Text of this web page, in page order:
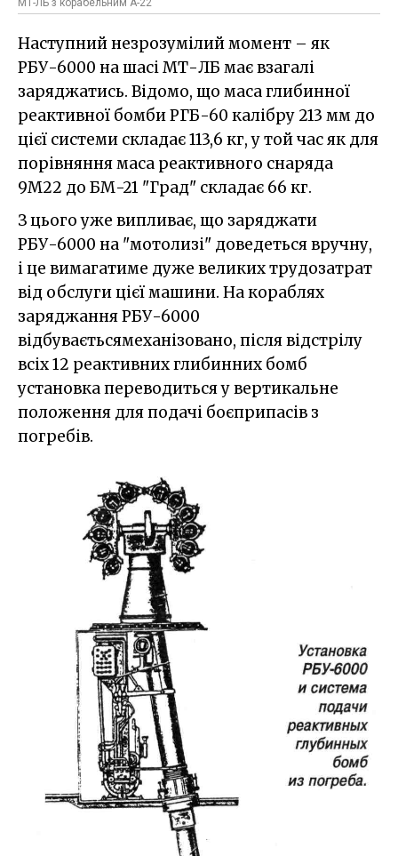
МТ-ЛБ з корабельним А-22
Наступний незрозумілий момент – як
РБУ-6000 на шасі МТ-ЛБ має взагалі
заряджатись. Відомо, що маса глибинної
реактивної бомби РГБ-60 калібру 213 мм до
цієї системи складає 113,6 кг, у той час як для
порівняння маса реактивного снаряда
9М22 до БМ-21 "Град" складає 66 кг.
З цього уже випливає, що заряджати
РБУ-6000 на "мотолизі" доведеться вручну,
і це вимагатиме дуже великих трудозатрат
від обслуги цієї машини. На кораблях
заряджання РБУ-6000
відбуваєтьсямеханізовано, після відстрілу
всіх 12 реактивних глибинних бомб
установка переводиться у вертикальне
положення для подачі боєприпасів з
погребів.